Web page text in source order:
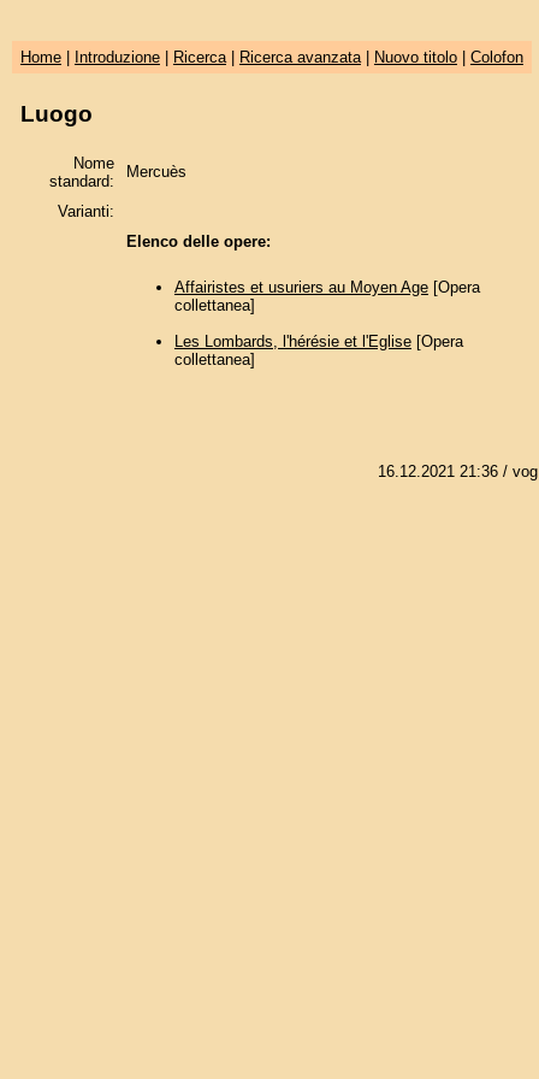
Home| Introduzione| Ricerca| Ricerca avanzata| Nuovo titolo| Colofon
Luogo
Nome
standard:
Mercuès
Varianti:
Elenco delle opere:
Affairistes et usuriers au Moyen Age[Opera
collettanea]
Les Lombards, l'hérésie et l'Eglise[Opera
collettanea]
16.12.2021 21:36/ vog